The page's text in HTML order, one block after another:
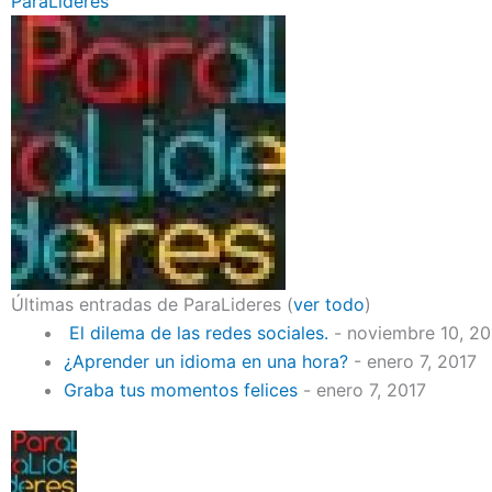
Últimas entradas de ParaLideres (ver todo)
El dilema de las redes sociales. - noviembre 10,
¿Aprender un idioma en una hora? - enero 7, 2017
Graba tus momentos felices - enero 7, 2017